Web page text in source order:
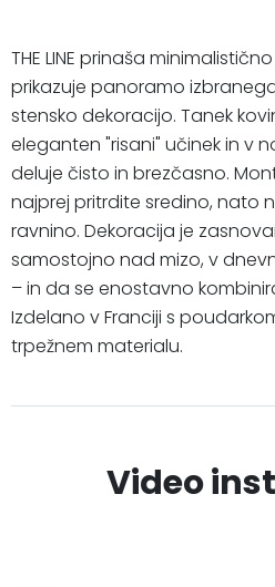
THE LINE prinaša
prikazuje panoramo
stensko dekoracijo. Tanek
eleganten "risani" učinek in v
deluje čisto in brezčasno.
najprej pritrdite sredino, nato
ravnino. Dekoracija je
samostojno nad mizo, v
– in da se enostavno
Izdelano v Franciji s
trpežnem materialu.
Video